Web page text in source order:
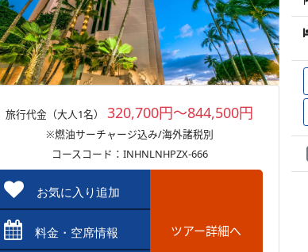
旅行代金（大人1名） 320,700円～844,500円
※燃油サーチャージ込み/海外諸税別
コースコード：INHNLNHPZX-666
お気に入り追加
料金・空席情報 ツアー詳細へ